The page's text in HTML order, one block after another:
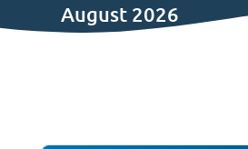
August 2026